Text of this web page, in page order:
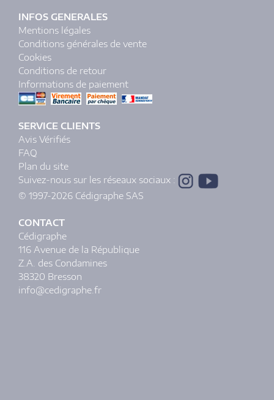
INFOS GENERALES
Mentions légales
Conditions générales de vente
Cookies
Conditions de retour
Informations de paiement
SERVICE CLIENTS
Avis Vérifiés
FAQ
Plan du site
Suivez-nous sur les réseaux sociaux :
© 1997-2026 Cédigraphe SAS
CONTACT
Cédigraphe
116 Avenue de la République
Z.A. des Condamines
38320 Bresson
info@cedigraphe.fr